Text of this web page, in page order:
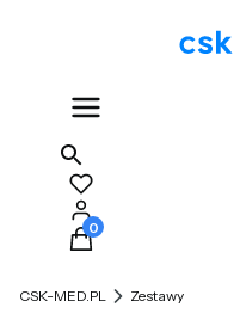
Produkty w koszyku:
CSK-MED.PL Zestawy